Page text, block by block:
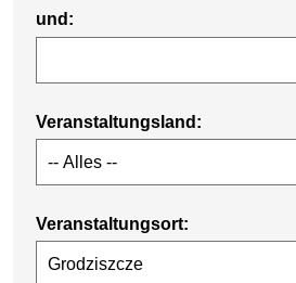
und:
Veranstaltungsland:
Veranstaltungsort: